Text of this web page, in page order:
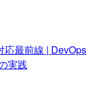
応最前線 | DevOps
実践